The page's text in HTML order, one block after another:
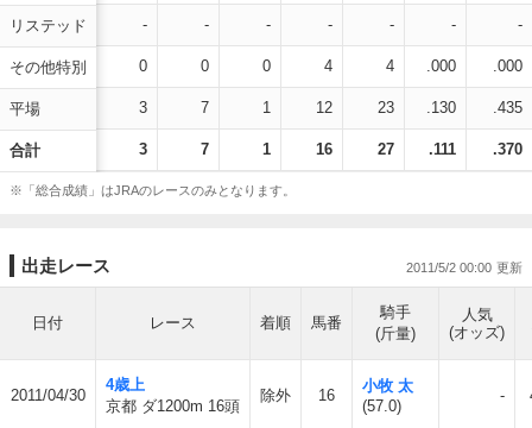
リステッド
その他特別
平場
合計
- - - - - - -
0 0 0 4 4 .000 .000
3 7 1 12 23 .130 .435
3 7 1 16 27 .111 .370
※「総合成績」はJRAのレースのみとなります。
出走レース 2011/5/2 00:00
日付 レース 着順 馬番
騎手
(斤量)
人気
(オッズ)
2011/04/30
4歳上
京都 ダ1200m 16頭
除外 16
小牧 太
(57.0)
-